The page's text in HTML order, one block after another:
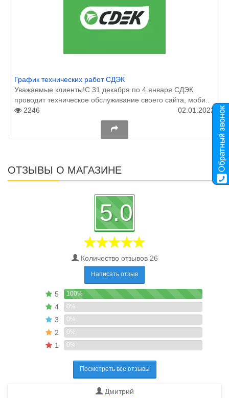
График технических работ СДЭК
Уважаемые клиенты!С 31 декабря по 4 января СДЭК
проводит техническое обслуживание своего сайта, моби..
2246
02.01.2022
ОТЗЫВЫ О МАГАЗИНЕ
5.0
Количество отзывов 26
Написать отзыв
5 100%
4 0%
3 0%
2 0%
1 0%
Посмотреть все отзывы
Дмитрий